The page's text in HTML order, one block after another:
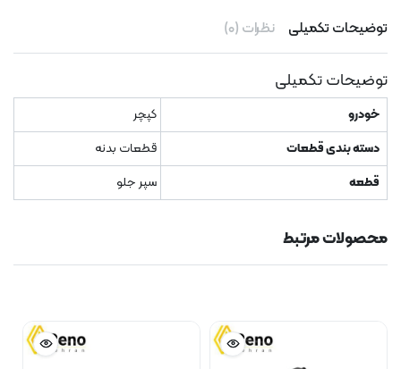
توضیحات تکمیلی نظرات (۰)
توضیحات تکمیلی
خودرو
کپچر
دسته بندی قطعات
قطعات بدنه
قطعه
سپر جلو
محصولات مرتبط